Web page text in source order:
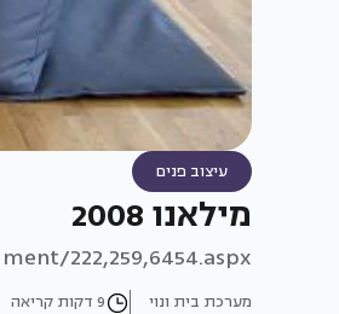
עיצוב פנים
מילאנו 2008
222,259,6454.aspx
מערכת בית ונוי 9 דקות קריאה